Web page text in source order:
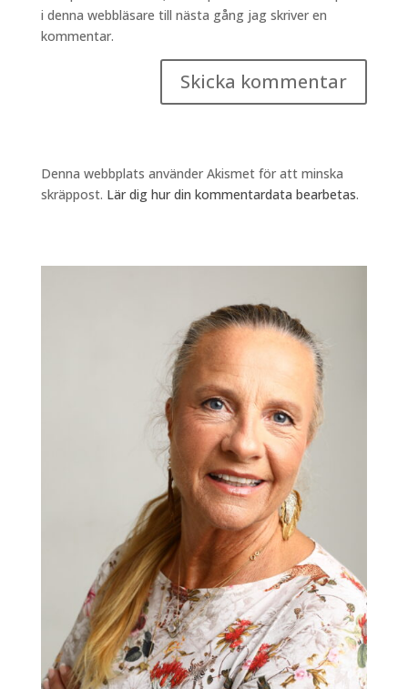
i denna webbläsare till nästa gång jag skriver en
kommentar.
Denna webbplats använder Akismet för att minska
skräppost. Lär dig hur din kommentardata bearbetas.